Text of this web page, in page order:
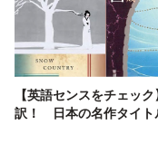
【英語センスをチェッ
訳！ 日本の名作タイト